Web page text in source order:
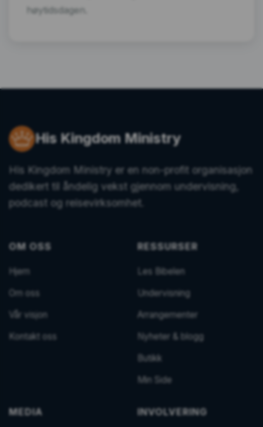
høytidsdagen.
His Kingdom Ministry
His Kingdom Ministry er en non-profit organisasjon
dedikert til åndelig vekst gjennom undervisning,
podcast og reisevirksomhet.
OM OSS
Hjem
Om oss
Vår visjon
Kontakt oss
RESSURSER
Les Bibelen
Undervisning
Arrangementer
Nyheter & blogg
Butikk
Min Side
MEDIA INVOLVERING